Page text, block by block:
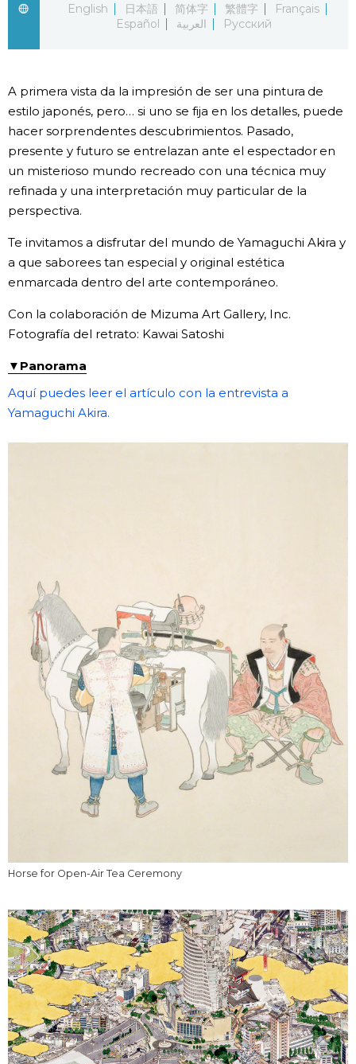
Datos de Japón
Gente
Blog
Tokio
Avisos
English
日本語 简体字 繁體字
Français
Español
العربية Русский
A primera vista da la impresión de ser una pintura de
estilo japonés, pero… si uno se fija en los detalles, puede
hacer sorprendentes descubrimientos. Pasado,
presente y futuro se entrelazan ante el espectador en
un misterioso mundo recreado con una técnica muy
refinada y una interpretación muy particular de la
perspectiva.
Te invitamos a disfrutar del mundo de Yamaguchi Akira y
a que saborees tan especial y original estética
enmarcada dentro del arte contemporáneo.
Con la colaboración de Mizuma Art Gallery, Inc.
Fotografía del retrato: Kawai Satoshi
▼Panorama
Aquí puedes leer el artículo con la entrevista a
Yamaguchi Akira.
Horse for Open-Air Tea Ceremony